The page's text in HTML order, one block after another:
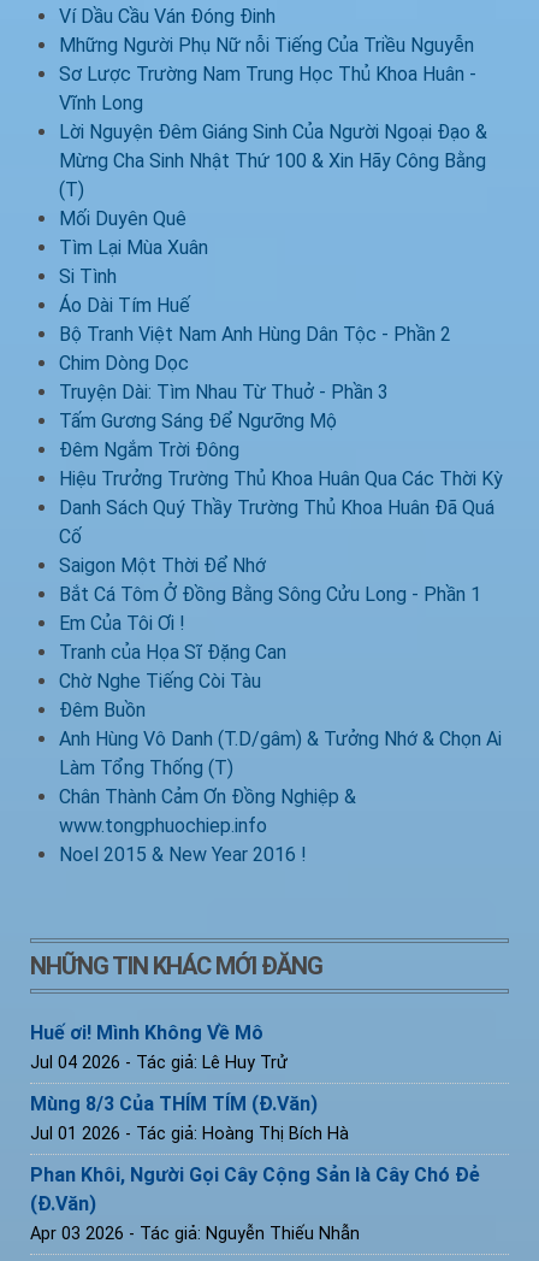
Ví Dầu Cầu Ván Đóng Đinh
Mhững Người Phụ Nữ nỗi Tiếng Của Triều Nguyễn
Sơ Lược Trường Nam Trung Học Thủ Khoa Huân -
Vĩnh Long
Lời Nguyện Đêm Giáng Sinh Của Người Ngoại Đạo &
Mừng Cha Sinh Nhật Thứ 100 & Xin Hãy Công Bằng
(T)
Mối Duyên Quê
Tìm Lại Mùa Xuân
Si Tình
Áo Dài Tím Huế
Bộ Tranh Việt Nam Anh Hùng Dân Tộc - Phần 2
Chim Dòng Dọc
Truyện Dài: Tìm Nhau Từ Thuở - Phần 3
Tấm Gương Sáng Để Ngưỡng Mộ
Đêm Ngắm Trời Đông
Hiệu Trưởng Trường Thủ Khoa Huân Qua Các Thời Kỳ
Danh Sách Quý Thầy Trường Thủ Khoa Huân Đã Quá
Cố
Saigon Một Thời Để Nhớ
Bắt Cá Tôm Ở Đồng Bằng Sông Cửu Long - Phần 1
Em Của Tôi Ơi !
Tranh của Họa Sĩ Đặng Can
Chờ Nghe Tiếng Còi Tàu
Đêm Buồn
Anh Hùng Vô Danh (T.D/gâm) & Tưởng Nhớ & Chọn Ai
Làm Tổng Thống (T)
Chân Thành Cảm Ơn Đồng Nghiệp &
www.tongphuochiep.info
Noel 2015 & New Year 2016 !
NHỮNG TIN KHÁC MỚI ĐĂNG
Huế ơi! Mình Không Về Mô
Jul 04 2026 - Tác giả: Lê Huy Trử
Mùng 8/3 Của THÍM TÍM (Đ.Văn)
Jul 01 2026 - Tác giả: Hoàng Thị Bích Hà
Phan Khôi, Người Gọi Cây Cộng Sản là Cây Chó Đẻ
(Đ.Văn)
Apr 03 2026 - Tác giả: Nguyễn Thiếu Nhẫn